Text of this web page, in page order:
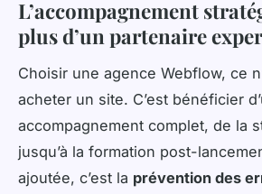
L’accompagnement
plus d’un partenaire
Choisir une agence Webflow, ce
acheter un site. C’est bénéficier
accompagnement complet, de la
jusqu’à la formation post-
ajoutée, c’est la prévention des